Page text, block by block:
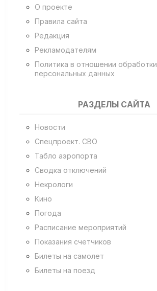
О проекте
Правила сайта
Редакция
Рекламодателям
Политика в отношении обработки
персональных данных
РАЗДЕЛЫ САЙТА
Новости
Спецпроект. СВО
Табло аэропорта
Сводка отключений
Некрологи
Кино
Погода
Расписание мероприятий
Показания счетчиков
Билеты на самолет
Билеты на поезд